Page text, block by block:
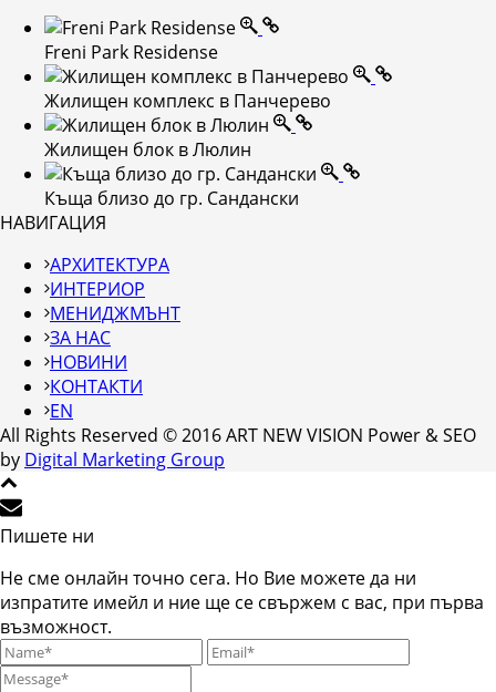
Freni Park Residense
Жилищен комплекс в Панчерево
Жилищен блок в Люлин
Къща близо до гр. Сандански
НАВИГАЦИЯ
АРХИТЕКТУРА
ИНТЕРИОР
МЕНИДЖМЪНТ
ЗА НАС
НОВИНИ
КОНТАКТИ
EN
All Rights Reserved © 2016 ART NEW VISION Power & SEO
by Digital Marketing Group
Пишете ни
Не сме онлайн точно сега. Но Вие можете да ни
изпратите имейл и ние ще се свържем с вас, при първа
възможност.